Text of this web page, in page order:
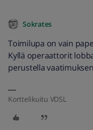
Sokrates
Toimilupa on vain
Kyllä operaattorit
perustella
Korttelikuitu VDSL